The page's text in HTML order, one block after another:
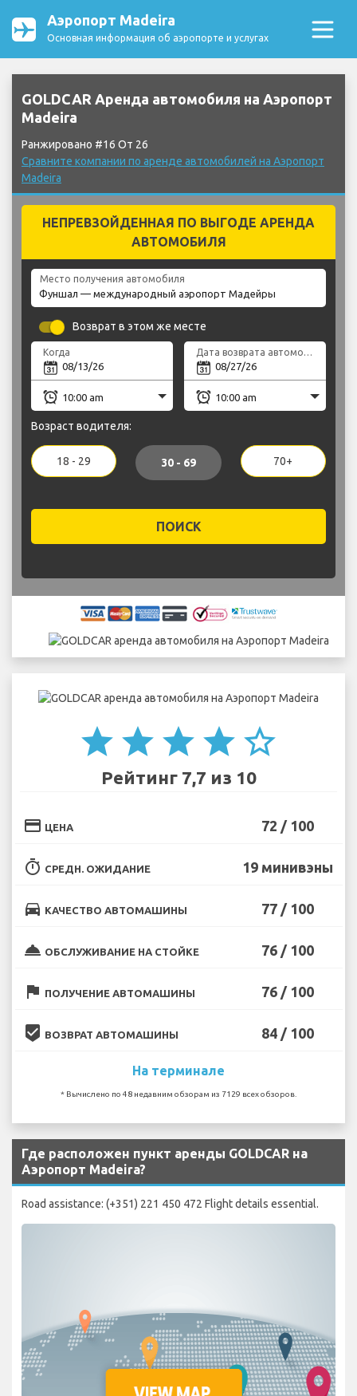
Аэропорт Madeira
Основная информация об аэропорте и услугах
GOLDCAR Аренда автомобиля на Аэропорт
Madeira
Ранжировано #16 От 26
Сравните компании по аренде автомобилей на Аэропорт
Madeira
НЕПРЕВЗОЙДЕННАЯ ПО ВЫГОДЕ АРЕНДА
АВТОМОБИЛЯ
Место получения автомобиля
Возврат в этом же месте
Когда Дата возврата автомобиля
Возраст водителя:
18 - 29 30 - 69 70+
ПОИСК
star star star star star_border
Рейтинг 7,7 из 10
credit_card ЦЕНА 72 / 100
timer СРЕДН. ОЖИДАНИЕ 19 минивэны
directions_car КАЧЕСТВО АВТОМАШИНЫ 77 / 100
room_service ОБСЛУЖИВАНИЕ НА СТОЙКЕ 76 / 100
flag ПОЛУЧЕНИЕ АВТОМАШИНЫ 76 / 100
beenhere ВОЗВРАТ АВТОМАШИНЫ 84 / 100
На терминале
* Вычислено по 48 недавним обзорам из 7129 всех обзоров.
Где расположен пункт аренды GOLDCAR на
Аэропорт Madeira?
Road assistance: (+351) 221 450 472 Flight details essential.